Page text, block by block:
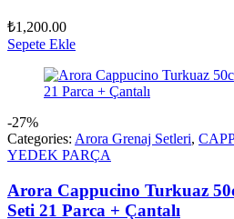
₺1,200.00
Sepete Ekle
-27%
Categories: Arora Grenaj Setleri,
YEDEK PARÇA
Arora Cappucino Turkuaz
Seti 21 Parca + Çantalı